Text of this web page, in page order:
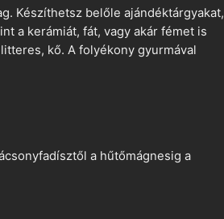
Készíthetsz belőle ajándéktárgyakat,
a kerámiát, fát, vagy akár fémet is
kő. A folyékony gyurmával
a hűtőmágnesig a